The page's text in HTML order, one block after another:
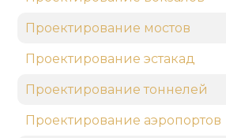
Проектирование мостов
Проектирование эстакад
Проектирование тоннелей
Проектирование аэропортов